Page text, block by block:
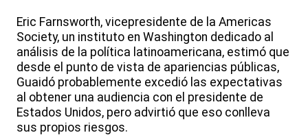
Eric Farnsworth, vicepresidente de la Americas
Society, un instituto en Washington dedicado al
análisis de la política latinoamericana, estimó que
desde el punto de vista de apariencias públicas,
Guaidó probablemente excedió las expectativas
al obtener una audiencia con el presidente de
Estados Unidos, pero advirtió que eso conlleva
sus propios riesgos.